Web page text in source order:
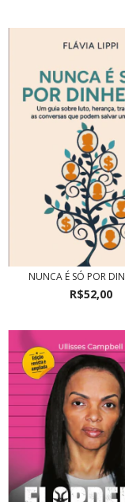
NUNCA É SÓ POR
R$52,00